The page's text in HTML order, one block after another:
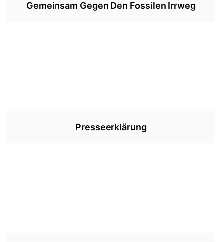
Gemeinsam Gegen Den Fossilen Irrweg
Presseerklärung